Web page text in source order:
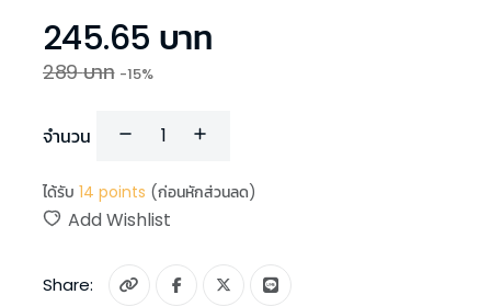
245.65 บาท
289บาท -15%
จำนวน
ได้รับ 14 points (ก่อนหักส่วนลด)
Add Wishlist
Share: